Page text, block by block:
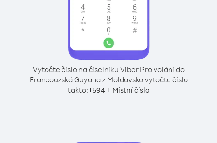
Vytočte číslo na číselníku Viber.Pro volání do
Francouzská Guyana z Moldavsko vytočte číslo
takto:+594+ Místní číslo